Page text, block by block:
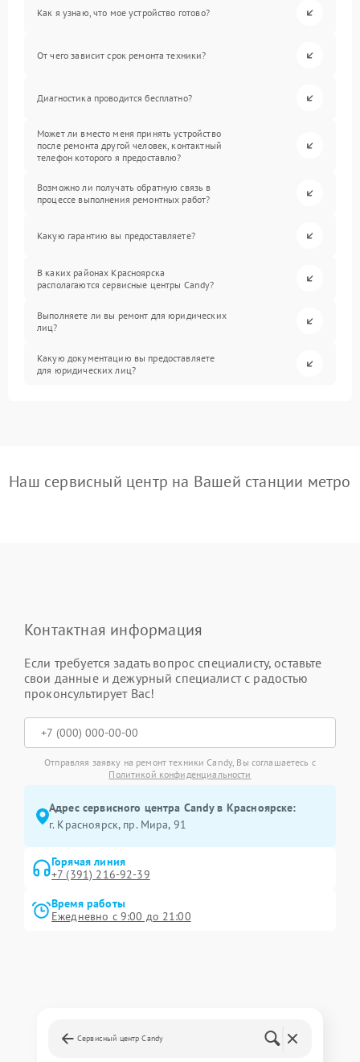
Как я узнаю, что мое устройство готово?
От чего зависит срок ремонта техники?
Диагностика проводится бесплатно?
Может ли вместо меня принять устройство
после ремонта другой человек, контактный
телефон которого я предоставлю?
Возможно ли получать обратную связь в
процессе выполнения ремонтных работ?
Какую гарантию вы предоставляете?
В каких районах Красноярска
располагаются сервисные центры Candy?
Выполняете ли вы ремонт для юридических
лиц?
Какую документацию вы предоставляете
для юридических лиц?
Наш сервисный центр на Вашей станции метро
Контактная информация
Если требуется задать вопрос специалисту, оставьте
свои данные и дежурный специалист с радостью
проконсультирует Вас!
Отправляя заявку на ремонт техники Candy, Вы соглашаетесь с
Политикой конфиденциальности
Адрес сервисного центра Candy в Красноярске:
г. Красноярск, ​пр. Мира, 91
Горячая линия
+7 (391) 216-92-39
Время работы
Ежедневно с 9:00 до 21:00
Сервисный центр Candy